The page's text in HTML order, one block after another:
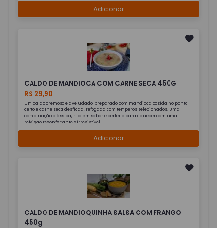
Adicionar
CALDO DE MANDIOCA COM CARNE SECA 450G
R$ 29,90
Um caldo cremoso e aveludado, preparado com mandioca cozida no ponto
certo e carne seca desfiada, refogada com temperos selecionados. Uma
combinação clássica, rica em sabor e perfeita para aquecer com uma
refeição reconfortante e irresistível.
Adicionar
CALDO DE MANDIOQUINHA SALSA COM FRANGO
450g